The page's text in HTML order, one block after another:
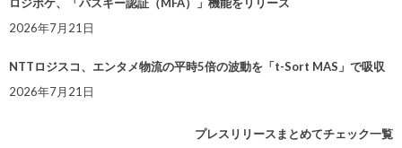
2026年7月21日
NTTロジスコ、エンタメ物流の平時5倍の波動を「t-Sort MAS」で吸収
2026年7月21日
プレスリリースまとめてチェック一覧